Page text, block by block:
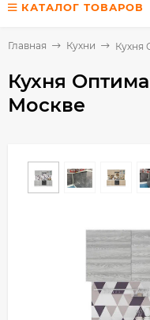
КАТАЛОГ ТОВАРОВ
Главная Кухни Кухня
Кухня
Москве